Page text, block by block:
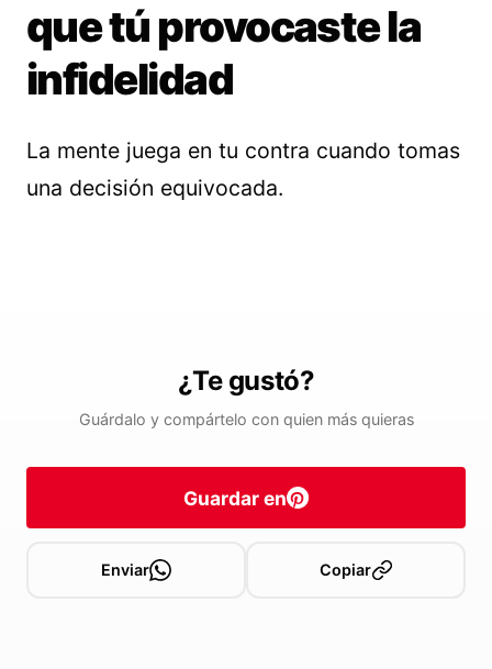
que tú provocaste la
infidelidad
La mente juega en tu contra cuando tomas
una decisión equivocada.
¿Te gustó?
Guárdalo y compártelo con quien más quieras
Guardar en
Enviar Copiar